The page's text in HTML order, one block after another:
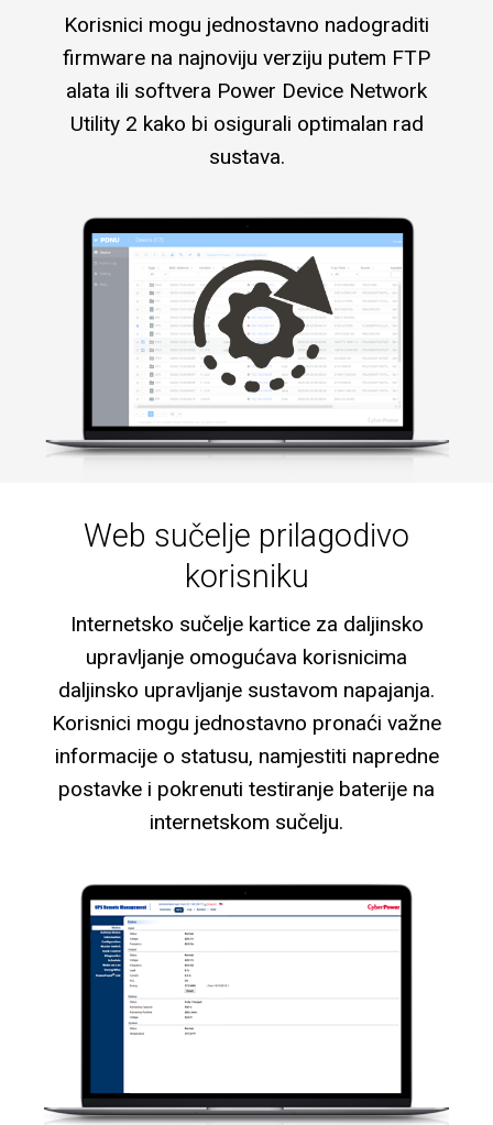
Korisnici mogu jednostavno nadograditi
firmware na najnoviju verziju putem FTP
alata ili softvera Power Device Network
Utility 2 kako bi osigurali optimalan rad
sustava.
Web sučelje prilagodivo
korisniku
Internetsko sučelje kartice za daljinsko
upravljanje omogućava korisnicima
daljinsko upravljanje sustavom napajanja.
Korisnici mogu jednostavno pronaći važne
informacije o statusu, namjestiti napredne
postavke i pokrenuti testiranje baterije na
internetskom sučelju.